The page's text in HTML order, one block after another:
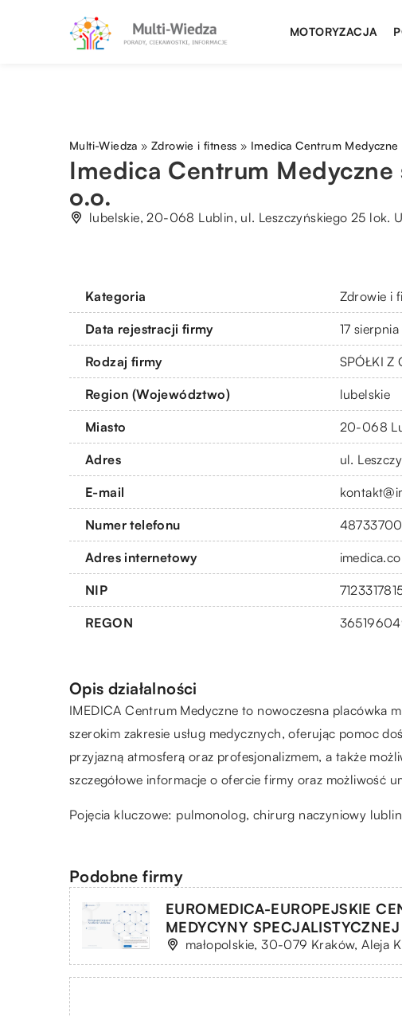
MOTORYZACJA
Multi-Wiedza »Zdrowie i fitness » Imedica Centrum Medyczne
Imedica Centrum Medyczne
o.o.
lubelskie, 20-068 Lublin, ul. Leszczyńskiego 25 lok.
Kategoria Zdrowie i
Data rejestracji firmy 17
Rodzaj firmy SPÓŁKI Z
Region (Województwo) lubelskie
Miasto 20-068
Adres ul.
E-mail
Numer telefonu
Adres internetowy
NIP
REGON
Opis działalności
IMEDICA Centrum Medyczne to nowoczesna placówka
szerokim zakresie usług medycznych, oferując pomoc
przyjazną atmosferą oraz profesjonalizmem, a także
szczegółowe informacje o ofercie firmy oraz możliwość
Pojęcia kluczowe: pulmonolog, chirurg naczyniowy lublin
Podobne firmy
EUROMEDICA-EUROPEJSKIE
MEDYCYNY
małopolskie, 30-079 Kraków, Aleja